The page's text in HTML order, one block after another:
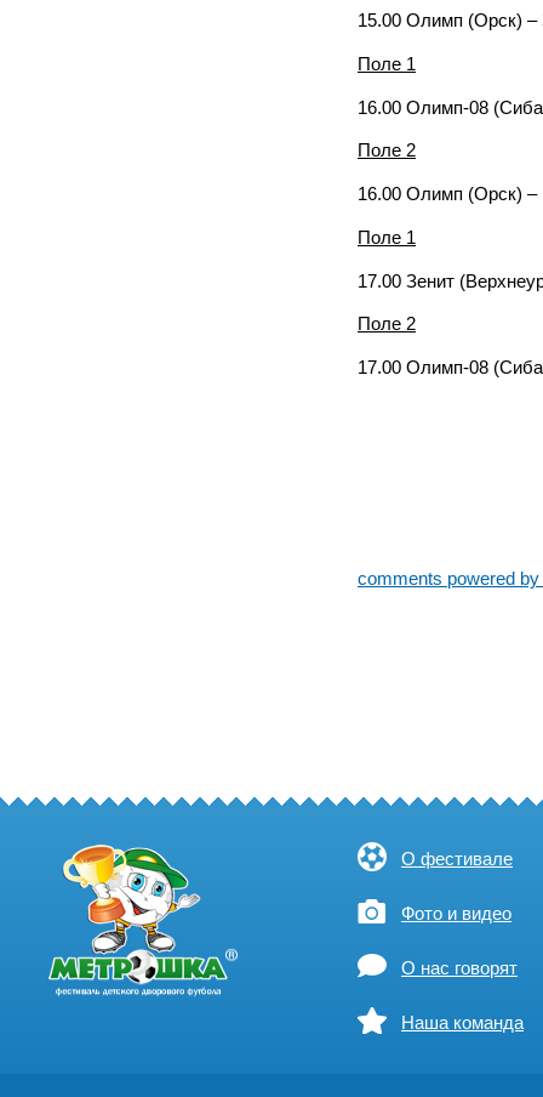
15.00 Олимп (Орск) –
Поле 1
16.00 Олимп-08
Поле 2
16.00 Олимп (Орск) –
Поле 1
17.00 Зенит
Поле 2
17.00 Олимп-08
comments powered
О фестивале
Фото и видео
О нас говорят
Наша команда